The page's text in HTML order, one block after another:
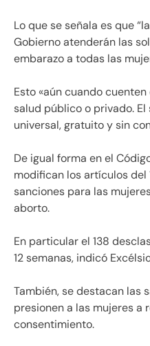
Lo que se señala es que
Gobierno atenderán las
embarazo a todas las
Esto «aún cuando
salud público o privado.
universal, gratuito y sin
De igual forma en el
modifican los artículos del
sanciones para las
aborto.
En particular el 138
12 semanas, indicó
También, se destacan las
presionen a las mujeres a
consentimiento.